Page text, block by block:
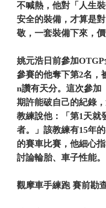
不喊熱，他對「人生
安全的裝備，才算是
敬，一套裝備下來，價
姚元浩日前參加
參賽的他奪下第2名，
n讚有天分。這次參加
期許能破自己的紀錄
教練說他：「第1天就
者。」該教練有15年
的賽車比賽，他細心
討論輪胎、車子性能。
觀摩車手練跑 賽前勘